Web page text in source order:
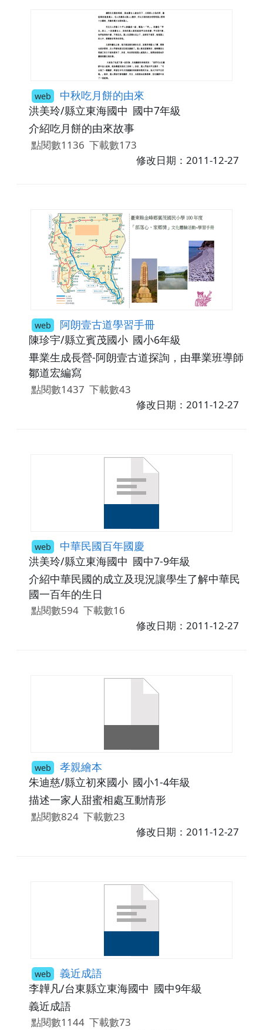
web 中秋吃月餅的由來
洪美玲/縣立東海國中 國中7年級
介紹吃月餅的由來故事
點閱數1136 下載數173
修改日期：2011-12-27
web 阿朗壹古道學習手冊
陳珍宇/縣立賓茂國小 國小6年級
畢業生成長營-阿朗壹古道探詢，由畢業班導師
鄒道宏編寫
點閱數1437 下載數43
修改日期：2011-12-27
web 中華民國百年國慶
洪美玲/縣立東海國中 國中7-9年級
介紹中華民國的成立及現況讓學生了解中華民
國一百年的生日
點閱數594 下載數16
修改日期：2011-12-27
web 孝親繪本
朱迪慈/縣立初來國小 國小1-4年級
描述一家人甜蜜相處互動情形
點閱數824 下載數23
修改日期：2011-12-27
web 義近成語
李韡凡/台東縣立東海國中 國中9年級
義近成語
點閱數1144 下載數73